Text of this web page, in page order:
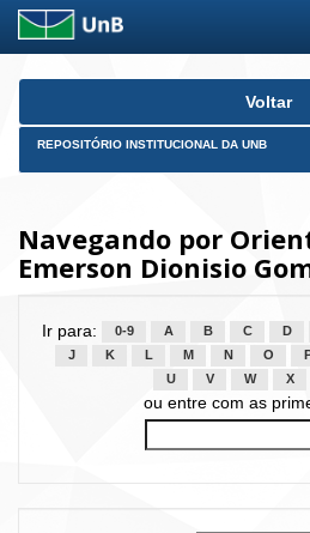
Skip
Voltar
REPOSITÓRIO INSTITUCIONAL DA UNB
Navegando por
Emerson Dionisio
Ir para: 0-9 A B C D
J
K L M N O
U
V W X
ou entre com as